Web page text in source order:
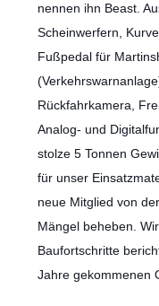
nennen ihn Beast.
Scheinwerfern,
Fußpedal für
Rückfahrkamera,
Analog- und
stolze 5 Tonnen
für unser
neue Mitglied von
Mängel beheben.
Baufortschritte
Jahre gekommenen